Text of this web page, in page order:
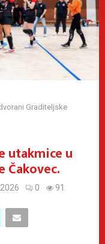
Graditeljske
utakmice u
Čakovec.
0 91